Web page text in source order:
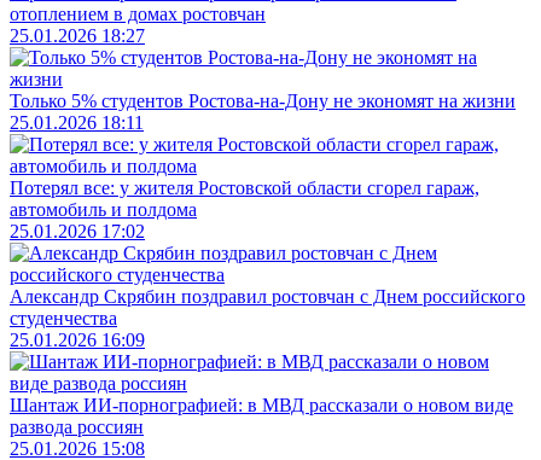
отоплением в домах ростовчан
25.01.2026 18:27
Только 5% студентов Ростова-на-Дону не экономят на жизни
25.01.2026 18:11
Потерял все: у жителя Ростовской области сгорел гараж,
автомобиль и полдома
25.01.2026 17:02
Александр Скрябин поздравил ростовчан с Днем российского
студенчества
25.01.2026 16:09
Шантаж ИИ-порнографией: в МВД рассказали о новом виде
развода россиян
25.01.2026 15:08